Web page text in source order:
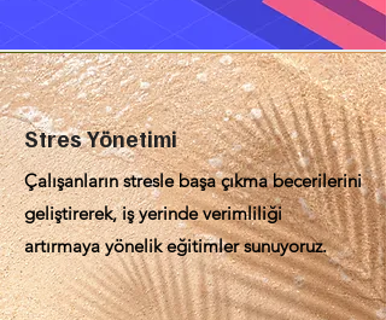
Stres Yönetimi
Çalışanların stresle başa çıkma becerilerini
geliştirerek, iş yerinde verimliliği
artırmaya yönelik eğitimler sunuyoruz.